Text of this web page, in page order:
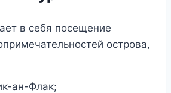
в себя посещение
острова,
ан-Флак;